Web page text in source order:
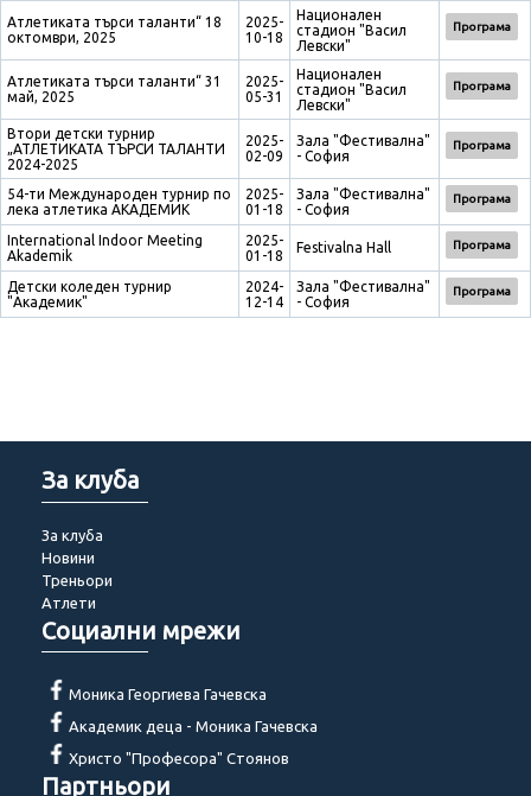
Атлетиката търси таланти“ 18
октомври, 2025
2025-
10-18
Национален
стадион "Васил
Левски"
Програма
Атлетиката търси таланти“ 31
май, 2025
2025-
05-31
Национален
стадион "Васил
Левски"
Програма
Втори детски турнир
„АТЛЕТИКАТА ТЪРСИ ТАЛАНТИ
2024-2025
2025-
02-09
Зала "Фестивална"
- София
Програма
54-ти Международен турнир по
лека атлетика АКАДЕМИК
2025-
01-18
Зала "Фестивална"
- София
Програма
International Indoor Meeting
Akademik
2025-
01-18
Festivalna Hall Програма
Детски коледен турнир
"Академик"
2024-
12-14
Зала "Фестивална"
- София
Програма
За клуба
За клуба
Новини
Треньори
Атлети
Социални мрежи
Моника Георгиева Гачевска
Академик деца - Моника Гачевска
Христо "Професора" Стоянов
Партньори